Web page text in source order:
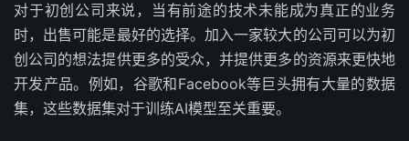
对于初创公司来说，当有前途的技术未能成为真正的业务
时，出售可能是最好的选择。加入一家较大的公司可以为初
创公司的想法提供更多的受众，并提供更多的资源来更快地
开发产品。例如，谷歌和Facebook等巨头拥有大量的数据
集，这些数据集对于训练AI模型至关重要。